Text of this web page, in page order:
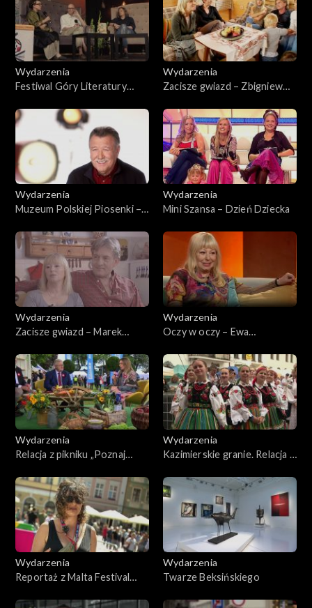
Zdroju 2025
Wydarzenia
Festiwal Góry Literatury
Wydarzenia
Zacisze gwiazd – Zbigniew
Wydarzenia
Muzeum Polskiej Piosenki –
Wydarzenia
Mini Szansa – Dzień Dziecka
Wydarzenia
Zacisze gwiazd – Marek
Wydarzenia
Oczy w oczy – Ewa
Wydarzenia
Relacja z pikniku „Poznaj
Wydarzenia
Kazimierskie granie. Relacja z
Śpiewaków Ludowych
Wydarzenia
Reportaż z Malta Festival
Wydarzenia
Twarze Beksińskiego